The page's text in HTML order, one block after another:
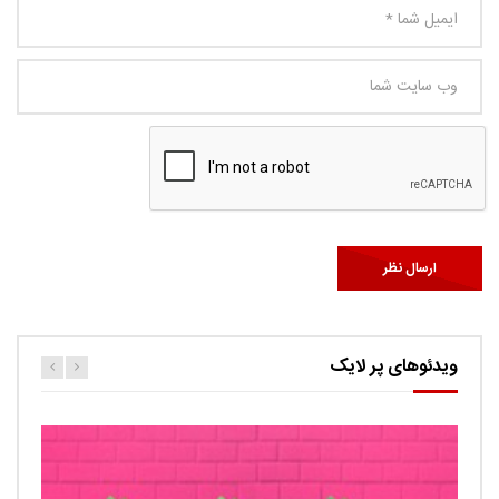
ویدئوهای پر لایک
کارتون اگنس این قسمت ربات ها
حامد 0.9K